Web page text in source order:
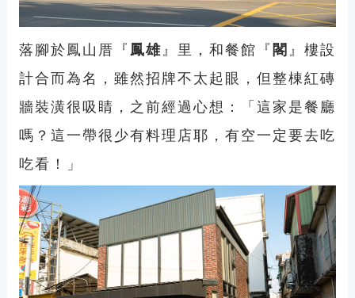
落腳於鳳山厝『鳳雄』里，和餐館『閣』樓設
計合而為名，雖然招牌不太起眼，但整棟紅磚
牆裝潢很吸睛，之前經過心想：「這家是餐廳
嗎？這一帶很少有料理店耶，有空一定要去吃
吃看！」